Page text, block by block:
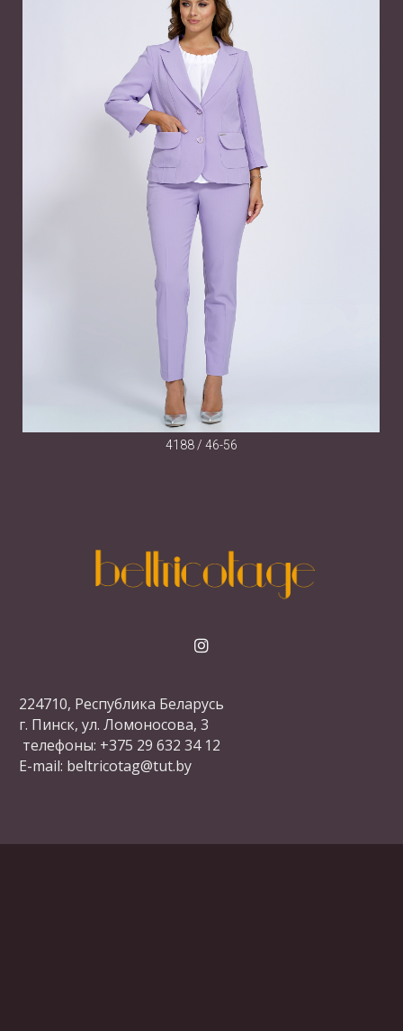
4188 / 46-56
224710, Республика Беларусь
г. Пинск, ул. Ломоносова, 3
телефоны: +375 29 632 34 12
E-mail: beltricotag@tut.by